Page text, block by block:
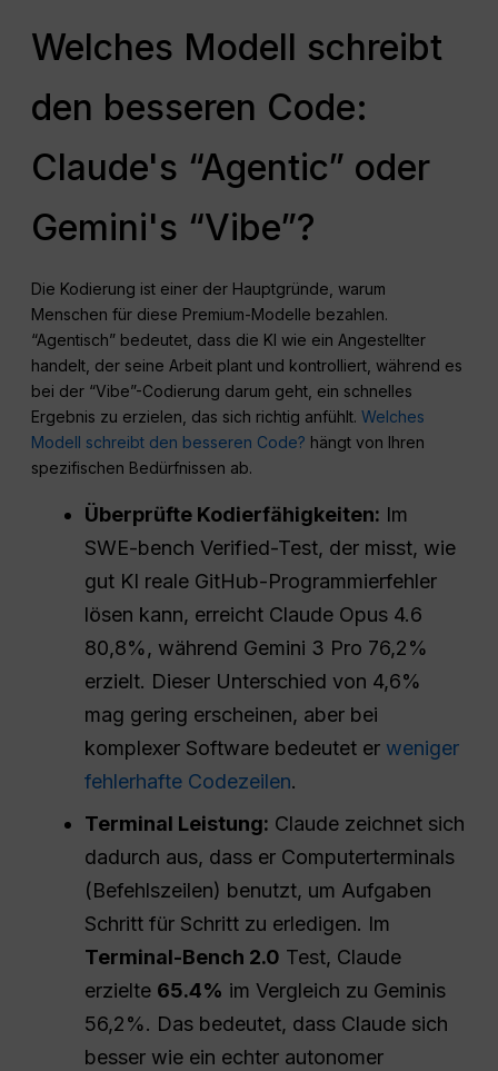
Welches Modell schreibt
den besseren Code:
Claude's “Agentic” oder
Gemini's “Vibe”?
Die Kodierung ist einer der Hauptgründe, warum
Menschen für diese Premium-Modelle bezahlen.
“Agentisch” bedeutet, dass die KI wie ein Angestellter
handelt, der seine Arbeit plant und kontrolliert, während es
bei der “Vibe”-Codierung darum geht, ein schnelles
Ergebnis zu erzielen, das sich richtig anfühlt.Welches
Modell schreibt den besseren Code? hängt von Ihren
spezifischen Bedürfnissen ab.
Überprüfte Kodierfähigkeiten: Im
SWE-bench Verified-Test, der misst, wie
gut KI reale GitHub-Programmierfehler
lösen kann, erreicht Claude Opus 4.6
80,8%, während Gemini 3 Pro 76,2%
erzielt. Dieser Unterschied von 4,6%
mag gering erscheinen, aber bei
komplexer Software bedeutet er weniger
fehlerhafte Codezeilen.
Terminal Leistung: Claude zeichnet sich
dadurch aus, dass er Computerterminals
(Befehlszeilen) benutzt, um Aufgaben
Schritt für Schritt zu erledigen. Im
Terminal-Bench 2.0 Test, Claude
erzielte 65.4% im Vergleich zu Geminis
56,2%. Das bedeutet, dass Claude sich
besser wie ein echter autonomer